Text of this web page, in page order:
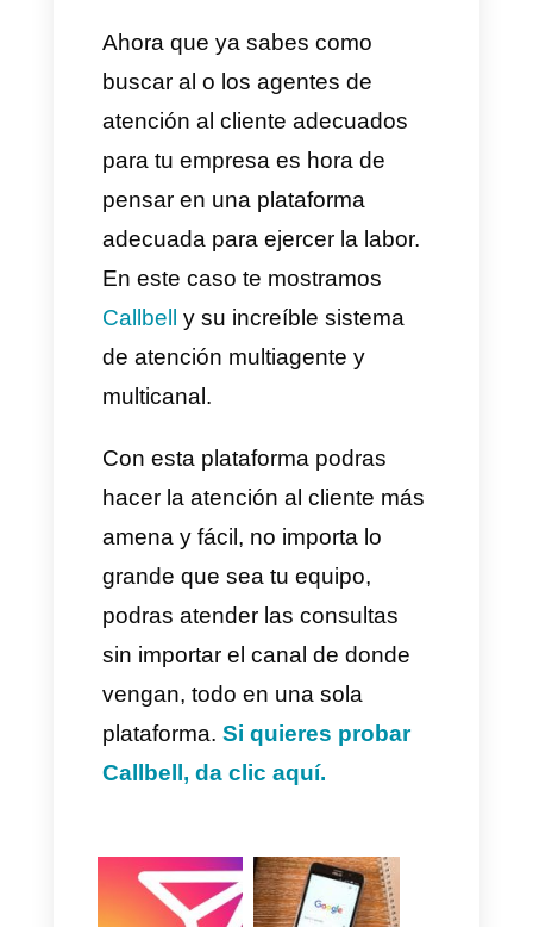
Esto puede ser bastante
básico, sin embargo, el primer
paso es que la empresa tenga
muy en claro la necesidad que
tiene y que es lo que necesita
también a nivel personal.
entrevista
Una vez que contemos con
varios candidatos para
entrevistar, toma tu tiempo para
dedicar a cada uno y
conocerlos muy bien, recuerda
que son personas con
hacen un esfuerzo por asistir a